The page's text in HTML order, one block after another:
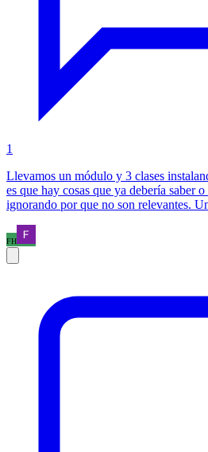
1
Llevamos un módulo y 3 clases
es que hay cosas que ya debería saber o
ignorando por que no son relevantes.
FH